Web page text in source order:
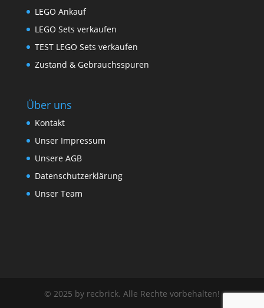
LEGO Ankauf
LEGO Sets verkaufen
TEST LEGO Sets verkaufen
Zustand & Gebrauchsspuren
Über uns
Kontakt
Unser Impressum
Unsere AGB
Datenschutzerklärung
Unser Team
© 2025 by recbrick. Alle Rechte vorbehalten!